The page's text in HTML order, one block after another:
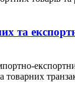
та
товарних